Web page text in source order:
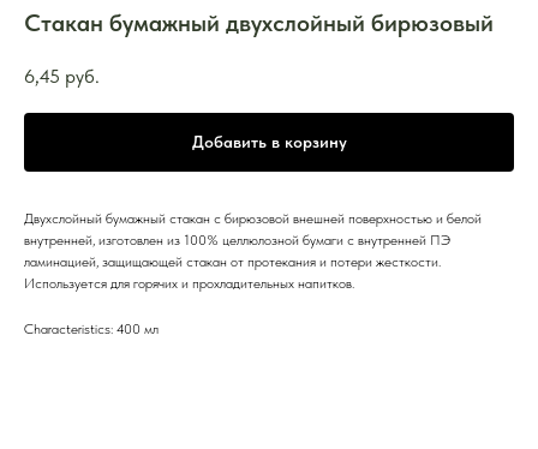
Стакан бумажный двухслойный бирюзовый
6,45 руб.
Добавить в корзину
Двухслойный бумажный стакан с бирюзовой внешней поверхностью и белой
внутренней, изготовлен из 100% целлюлозной бумаги с внутренней ПЭ
ламинацией, защищающей стакан от протекания и потери жесткости.
Используется для горячих и прохладительных напитков.
Characteristics: 400 мл